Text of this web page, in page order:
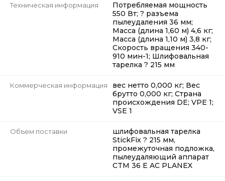
Техническая информация
Потребляемая мощность
550 Вт; ? разъема
пылеудаления 36 мм;
Масса (длина 1,60 м) 4,6 кг;
Масса (длина 1,10 м) 3,8 кг;
Скорость вращения 340-
910 мин-1; Шлифовальная
тарелка ? 215 мм
Коммерческая информация
вес нетто 0,000 кг; Вес
брутто 0,000 кг; Страна
происхождения DE; VPE 1;
VSE 1
Объем поставки
шлифовальная тарелка
StickFix ? 215 мм,
промежуточная подложка,
пылеудаляющий аппарат
CTM 36 E AC PLANEX